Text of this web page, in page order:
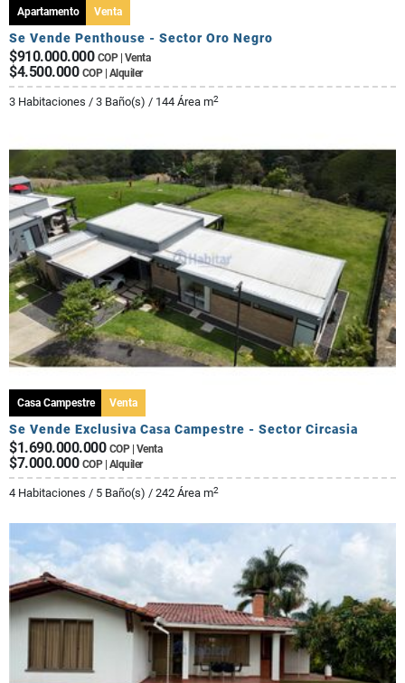
Apartamento Venta
Se Vende Penthouse - Sector Oro Negro
$910.000.000 COP | Venta
$4.500.000 COP | Alquiler
3 Habitaciones / 3 Baño(s) / 144 Área m2
Casa Campestre Venta
Se Vende Exclusiva Casa Campestre - Sector Circasia
$1.690.000.000 COP | Venta
$7.000.000 COP | Alquiler
4 Habitaciones / 5 Baño(s) / 242 Área m2